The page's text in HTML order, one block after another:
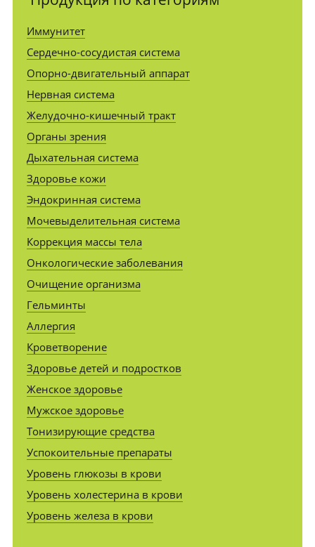
Иммунитет
Сердечно-сосудистая система
Опорно-двигательный аппарат
Нервная система
Желудочно-кишечный тракт
Органы зрения
Дыхательная система
Здоровье кожи
Эндокринная система
Мочевыделительная система
Коррекция массы тела
Онкологические заболевания
Очищение организма
Гельминты
Аллергия
Кроветворение
Здоровье детей и подростков
Женское здоровье
Мужское здоровье
Тонизирующие средства
Успокоительные препараты
Уровень глюкозы в крови
Уровень холестерина в крови
Уровень железа в крови